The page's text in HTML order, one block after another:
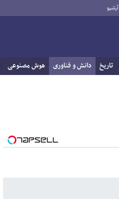
آرشیو
تاریخ دانش و فناوری هوش مصنوعی